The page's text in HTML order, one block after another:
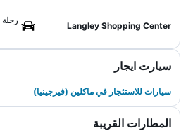
Langley Shopping Center
رحلة
سيارت ايجار
سيارات للاستئجار في ماكلين (فيرجينيا)
المطارات القريبة